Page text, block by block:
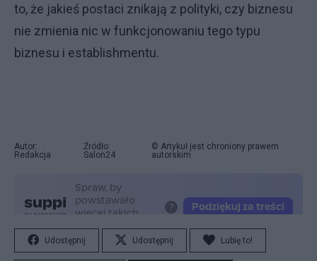
to, że jakieś postaci znikają z polityki, czy biznesu
nie zmienia nic w funkcjonowaniu tego typu
biznesu i establishmentu.
Autor:
Redakcja
Źródło:
Salon24
© Artykuł jest chroniony prawem
autorskim.
Udostępnij Udostępnij Lubię to!